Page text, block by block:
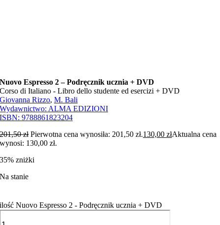
Nuovo Espresso 2 – Podręcznik ucznia + DVD
Corso di Italiano - Libro dello studente ed esercizi + DVD
Giovanna Rizzo,M. Bali
Wydawnictwo: ALMA EDIZIONI
ISBN:9788861823204
201,50zł Pierwotna cena wynosiła: 201,50 zł.130,00złAktualna cena
wynosi: 130,00 zł.
35% zniżki
Na stanie
ilość Nuovo Espresso 2 - Podręcznik ucznia + DVD